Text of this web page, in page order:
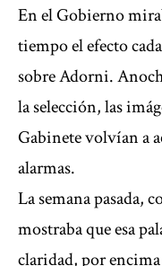
En el Gobierno
tiempo el efecto
sobre Adorni.
la selección, las
Gabinete volvían a
alarmas.
La semana pasada,
mostraba que esa
claridad, por